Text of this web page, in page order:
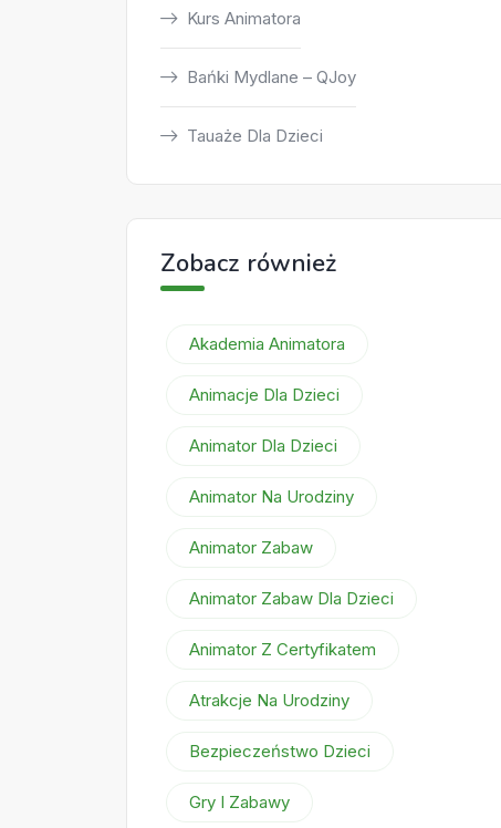
Kurs Animatora
Bańki Mydlane – QJoy
Tauaże Dla Dzieci
Zobacz również
Akademia Animatora
Animacje Dla Dzieci
Animator Dla Dzieci
Animator Na Urodziny
Animator Zabaw
Animator Zabaw Dla Dzieci
Animator Z Certyfikatem
Atrakcje Na Urodziny
Bezpieczeństwo Dzieci
Gry I Zabawy